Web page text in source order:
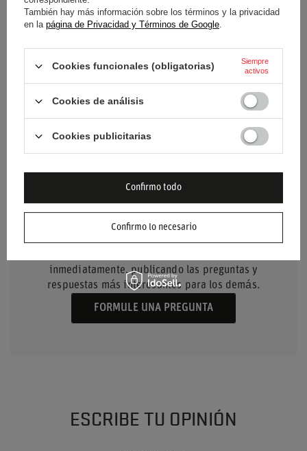
Grupo de edad Adultos
NECESITO AYUDA? TIENE
PREGUNTAS?
inmediatamente, publicando las preguntas y
respuestas más interesantes para los demás.
FORMULE UNA PREGUNTA
ESCRIBE TU OPINIÓN
También hay más información sobre los términos y la privacidad
en la página de Privacidad y Términos de Google.
Cookies funcionales (obligatorias)
Siempre
activos
Cookies de análisis
Cookies publicitarias
Confirmo lo necesario
Confirmo todo